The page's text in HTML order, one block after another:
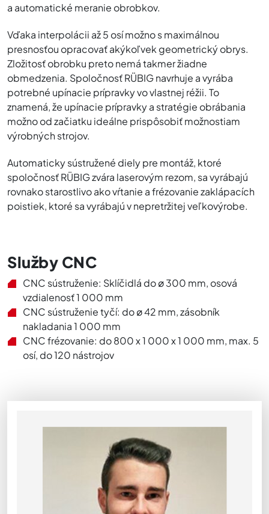
a automatické meranie obrobkov.
Vďaka interpolácii až 5 osí možno s maximálnou
presnosťou opracovať akýkoľvek geometrický obrys.
Zložitosť obrobku preto nemá takmer žiadne
obmedzenia. Spoločnosť RÜBIG navrhuje a vyrába
potrebné upínacie prípravky vo vlastnej réžii. To
znamená, že upínacie prípravky a stratégie obrábania
možno od začiatku ideálne prispôsobiť možnostiam
výrobných strojov.
Automaticky sústružené diely pre montáž, ktoré
spoločnosť RÜBIG zvára laserovým rezom, sa vyrábajú
rovnako starostlivo ako vŕtanie a frézovanie zaklápacích
poistiek, ktoré sa vyrábajú v nepretržitej veľkovýrobe.
Služby CNC
CNC sústruženie: Sklíčidlá do ø 300 mm, osová
vzdialenosť 1 000 mm
CNC sústruženie tyčí: do ø 42 mm, zásobník
nakladania 1 000 mm
CNC frézovanie: do 800 x 1 000 x 1 000 mm, max. 5
osí, do 120 nástrojov